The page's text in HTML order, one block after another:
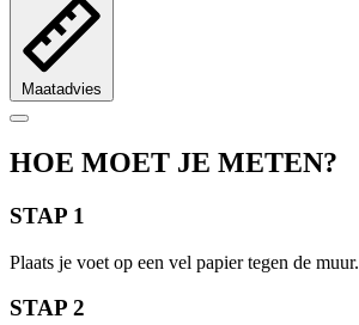
Maatadvies
HOE MOET JE METEN?
STAP 1
Plaats je voet op een vel papier tegen de muur.
STAP 2